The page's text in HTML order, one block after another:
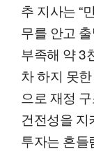
추 지사는 “
무를 안고
부족해 약 3
차 하지 못
으로 재정
건전성을
투자는 흔들